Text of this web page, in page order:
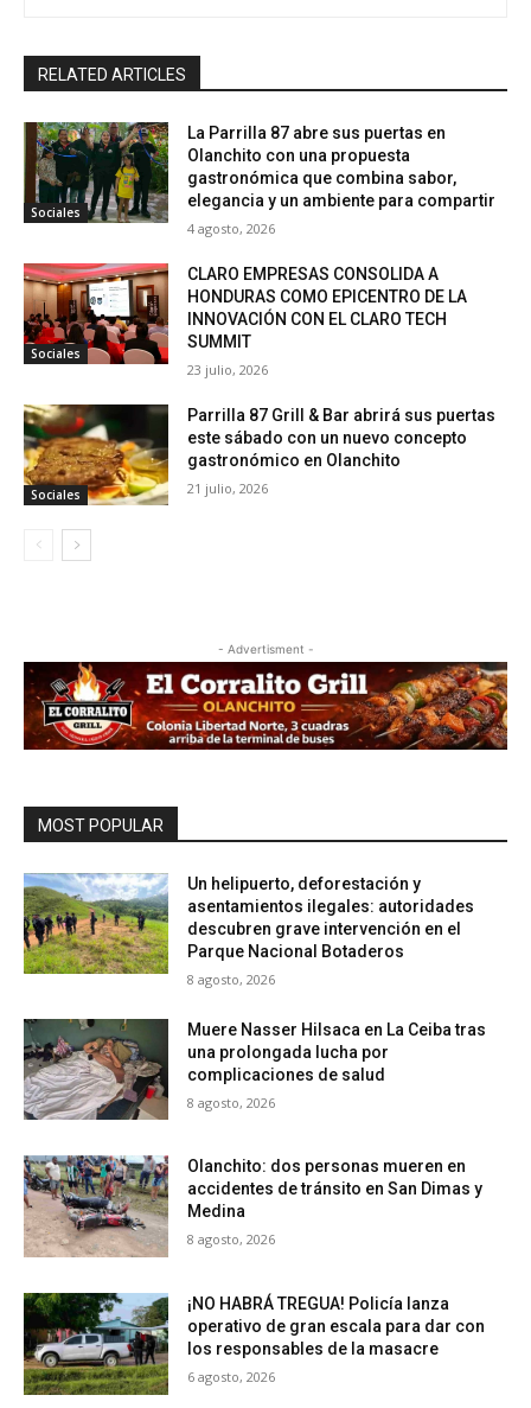
RELATED ARTICLES
Sociales
La Parrilla 87 abre sus puertas en
Olanchito con una propuesta
gastronómica que combina sabor,
elegancia y un ambiente para compartir
4 agosto, 2026
Sociales
CLARO EMPRESAS CONSOLIDA A
HONDURAS COMO EPICENTRO DE LA
INNOVACIÓN CON EL CLARO TECH
SUMMIT
23 julio, 2026
Sociales
Parrilla 87 Grill & Bar abrirá sus puertas
este sábado con un nuevo concepto
gastronómico en Olanchito
21 julio, 2026
- Advertisment -
MOST POPULAR
Un helipuerto, deforestación y
asentamientos ilegales: autoridades
descubren grave intervención en el
Parque Nacional Botaderos
8 agosto, 2026
Muere Nasser Hilsaca en La Ceiba tras
una prolongada lucha por
complicaciones de salud
8 agosto, 2026
Olanchito: dos personas mueren en
accidentes de tránsito en San Dimas y
Medina
8 agosto, 2026
¡NO HABRÁ TREGUA! Policía lanza
operativo de gran escala para dar con
los responsables de la masacre
6 agosto, 2026